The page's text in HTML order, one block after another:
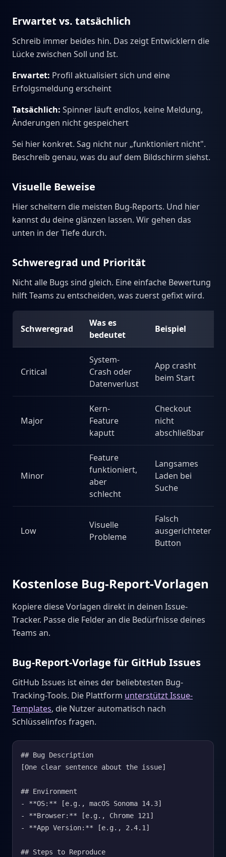
Erwartet vs. tatsächlich
Schreib immer beides hin. Das zeigt Entwicklern die
Lücke zwischen Soll und Ist.
Erwartet: Profil aktualisiert sich und eine
Erfolgsmeldung erscheint
Tatsächlich: Spinner läuft endlos, keine Meldung,
Änderungen nicht gespeichert
Sei hier konkret. Sag nicht nur „funktioniert nicht".
Beschreib genau, was du auf dem Bildschirm siehst.
Visuelle Beweise
Hier scheitern die meisten Bug-Reports. Und hier
kannst du deine glänzen lassen. Wir gehen das
unten in der Tiefe durch.
Schweregrad und Priorität
Nicht alle Bugs sind gleich. Eine einfache Bewertung
hilft Teams zu entscheiden, was zuerst gefixt wird.
Schweregrad
Was es
bedeutet
Beispiel
Critical
System-
Crash oder
Datenverlust
App crasht
beim Start
Major
Kern-
Feature
kaputt
Checkout
nicht
abschließbar
Minor
Feature
funktioniert,
aber
schlecht
Langsames
Laden bei
Suche
Low
Visuelle
Probleme
Falsch
ausgerichteter
Button
Kostenlose Bug-Report-Vorlagen
Kopiere diese Vorlagen direkt in deinen Issue-
Tracker. Passe die Felder an die Bedürfnisse deines
Teams an.
Bug-Report-Vorlage für GitHub Issues
GitHub Issues ist eines der beliebtesten Bug-
Tracking-Tools. Die Plattform unterstützt Issue-
Templates, die Nutzer automatisch nach
Schlüsselinfos fragen.
## Bug Description
[One clear sentence about the issue]
## Environment
- **OS:** [e.g., macOS Sonoma 14.3]
- **Browser:** [e.g., Chrome 121]
- **App Version:** [e.g., 2.4.1]
## Steps to Reproduce